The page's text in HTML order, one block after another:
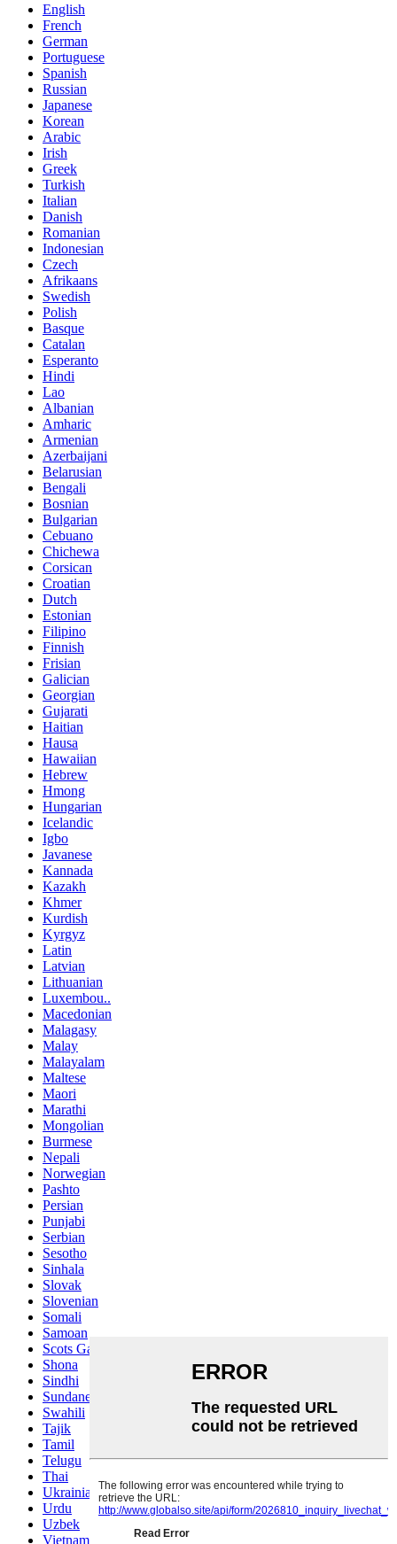
English
French
German
Portuguese
Spanish
Russian
Japanese
Korean
Arabic
Irish
Greek
Turkish
Italian
Danish
Romanian
Indonesian
Czech
Afrikaans
Swedish
Polish
Basque
Catalan
Esperanto
Hindi
Lao
Albanian
Amharic
Armenian
Azerbaijani
Belarusian
Bengali
Bosnian
Bulgarian
Cebuano
Chichewa
Corsican
Croatian
Dutch
Estonian
Filipino
Finnish
Frisian
Galician
Georgian
Gujarati
Haitian
Hausa
Hawaiian
Hebrew
Hmong
Hungarian
Icelandic
Igbo
Javanese
Kannada
Kazakh
Khmer
Kurdish
Kyrgyz
Latin
Latvian
Lithuanian
Luxembou..
Macedonian
Malagasy
Malay
Malayalam
Maltese
Maori
Marathi
Mongolian
Burmese
Nepali
Norwegian
Pashto
Persian
Punjabi
Serbian
Sesotho
Sinhala
Slovak
Slovenian
Somali
Samoan
Scots Gaelic
Shona
Sindhi
Sundanese
Swahili
Tajik
Tamil
Telugu
Thai
Ukrainian
Urdu
Uzbek
Vietnamese